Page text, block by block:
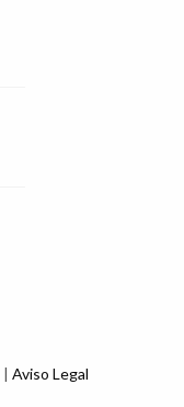
| Aviso Legal